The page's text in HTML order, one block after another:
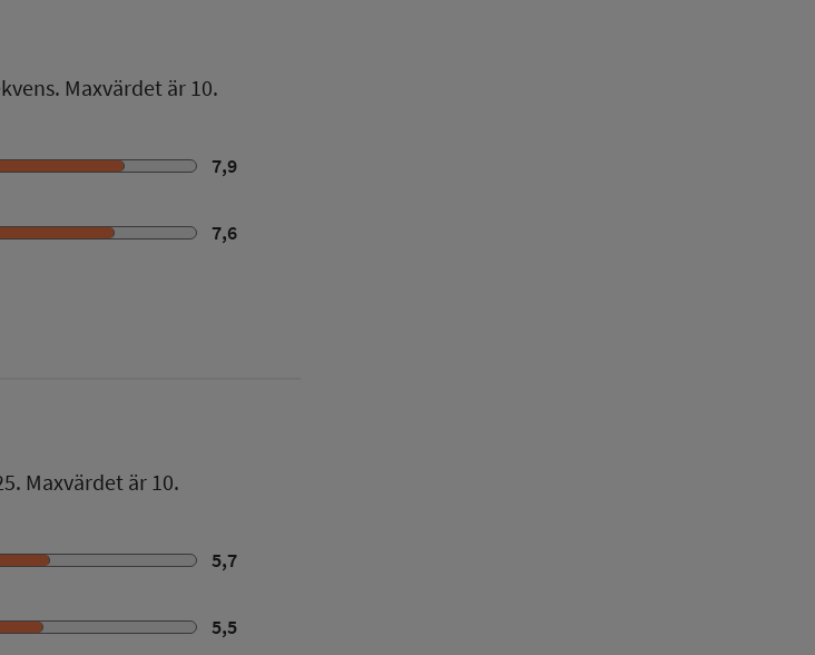
Maxvärdet är 10.
7,9
7,6
. Maxvärdet är 10.
5,7
5,5